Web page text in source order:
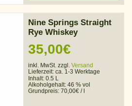
Nine Springs Straight
Rye Whiskey
35,00€
inkl. MwSt. zzgl. Versand
Lieferzeit: ca. 1-3 Werktage
Inhalt: 0.5 L
Alkoholgehalt: 46 % vol
Grundpreis: 70,00€ /l